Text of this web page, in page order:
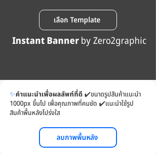
เลือก Template
Instant Bannerby Zero2graphic
✨คำแนะนำเพื่อผลลัพท์ที่ดี✔️ขนาดรูปสินค้าแนะนำ
1000px ขึ้นไป เพื่อคุณภาพที่คมชัด ✔️แนะนำใช้รูป
สินค้าพื้นหลังโปร่งใส
ลบภาพพื้นหลัง